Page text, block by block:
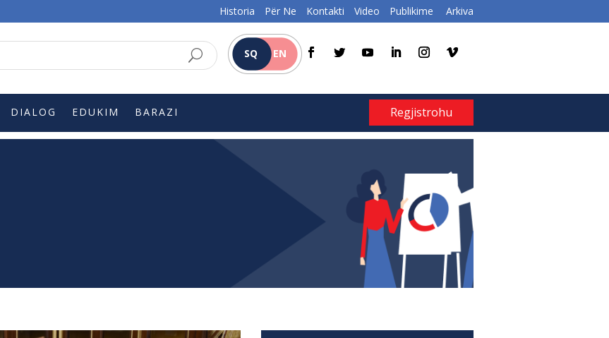
Historia Për Ne Kontakti Video Publikime Arkiva
SQ EN
DIALOG EDUKIM BARAZI Regjistrohu